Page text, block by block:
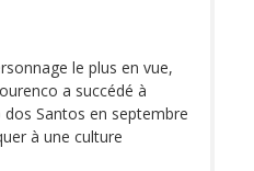
le plus en vue,
a succédé à
dos Santos en septembre
à une culture